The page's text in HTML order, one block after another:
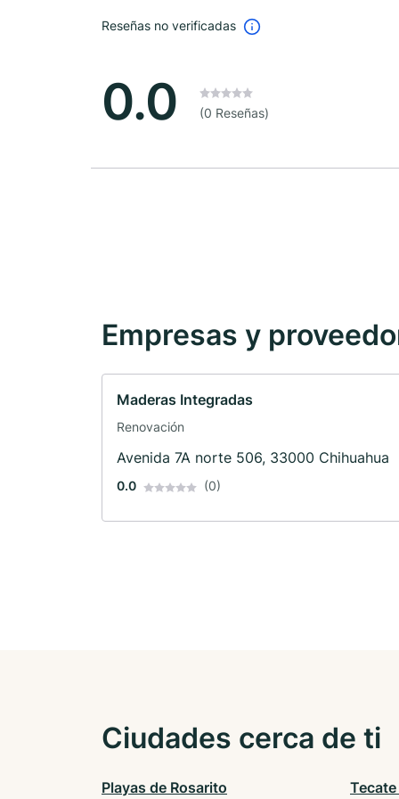
Reseñas no verificadas
0.0 (0 Reseñas)
Empresas y
Maderas Integradas
Renovación
Avenida 7A norte 506, 33000 Chihuahua
0.0 (0)
Ciudades cerca de ti
Playas de Rosarito